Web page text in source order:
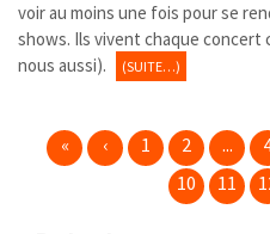
voir au moins une fois pour se
shows. Ils vivent chaque concert
nous aussi).
(SUITE…)
« ‹ 1 2 ...
10
11